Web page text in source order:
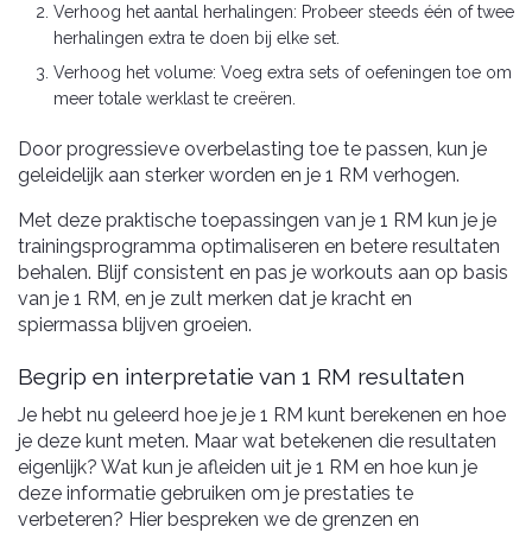
Verhoog het aantal herhalingen: Probeer steeds één of twee
herhalingen extra te doen bij elke set.
Verhoog het volume: Voeg extra sets of oefeningen toe om
meer totale werklast te creëren.
Door progressieve overbelasting toe te passen, kun je
geleidelijk aan sterker worden en je 1 RM verhogen.
Met deze praktische toepassingen van je 1 RM kun je je
trainingsprogramma optimaliseren en betere resultaten
behalen. Blijf consistent en pas je workouts aan op basis
van je 1 RM, en je zult merken dat je kracht en
spiermassa blijven groeien.
Begrip en interpretatie van 1 RM resultaten
Je hebt nu geleerd hoe je je 1 RM kunt berekenen en hoe
je deze kunt meten. Maar wat betekenen die resultaten
eigenlijk? Wat kun je afleiden uit je 1 RM en hoe kun je
deze informatie gebruiken om je prestaties te
verbeteren? Hier bespreken we de grenzen en